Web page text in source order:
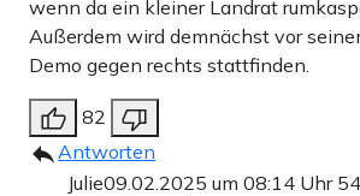
wenn da ein kleiner Landrat
Außerdem wird demnächst vor
Demo gegen rechts stattfinden.
82
Antworten
Julie09.02.2025 um 08:14 Uhr